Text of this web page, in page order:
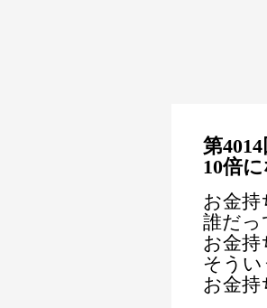
第4014
10倍
お金
誰だっ
お金
そう
お金